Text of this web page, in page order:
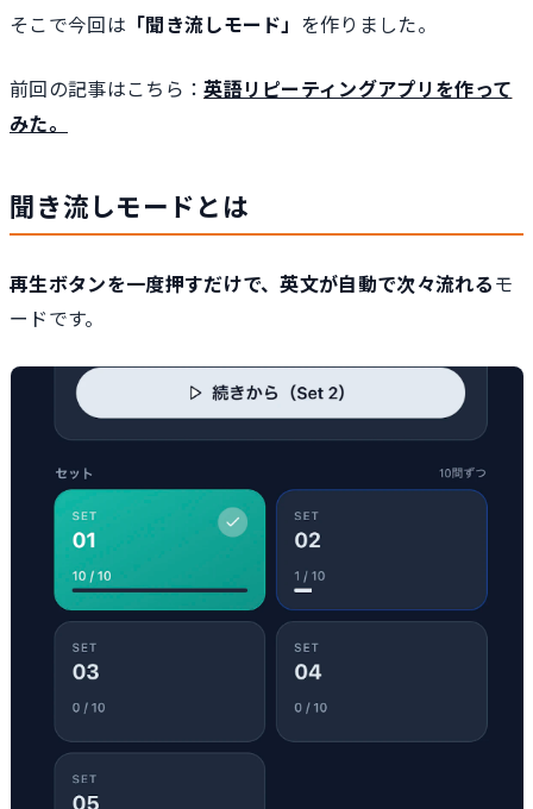
そこで今回は 「聞き流しモード」 を作りました。
前回の記事はこちら：英語リピーティングアプリを作って
みた。
聞き流しモードとは
再生ボタンを一度押すだけで、英文が自動で次々流れるモ
ードです。